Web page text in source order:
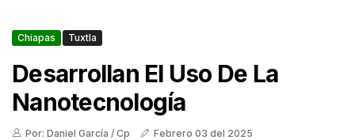
Chiapas Tuxtla
Desarrollan El Uso De La
Nanotecnología
Por: Daniel García / Cp Febrero 03 del 2025